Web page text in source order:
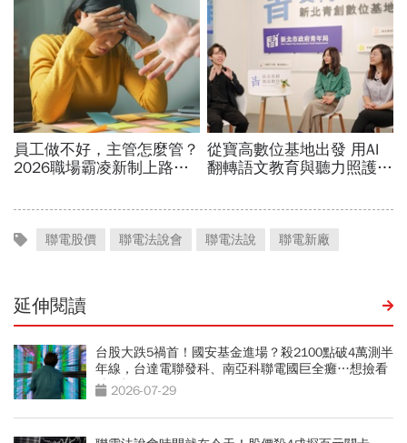
聯電股價 聯電法說會 聯電法說 聯電新廠
延伸閱讀
台股大跌5禍首！國安基金進場？殺2100點破4萬測半
年線，台達電聯發科、南亞科聯電國巨全癱…想撿看
3訊號2026-07-29